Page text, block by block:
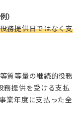
）
務提供日ではなく支
質等量の継続的役務
務提供を受ける支払
業年度に支払った全